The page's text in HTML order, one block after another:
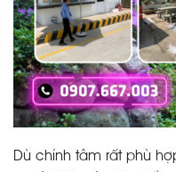
Dù chính tâm rất phù